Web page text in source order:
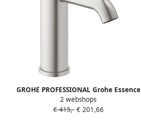
GROHE PROFESSIONAL Grohe Essence
New S-size wastafelkraan z.waste
supersteel 24172DC1
2 webshops
€ 415,-€ 201,66